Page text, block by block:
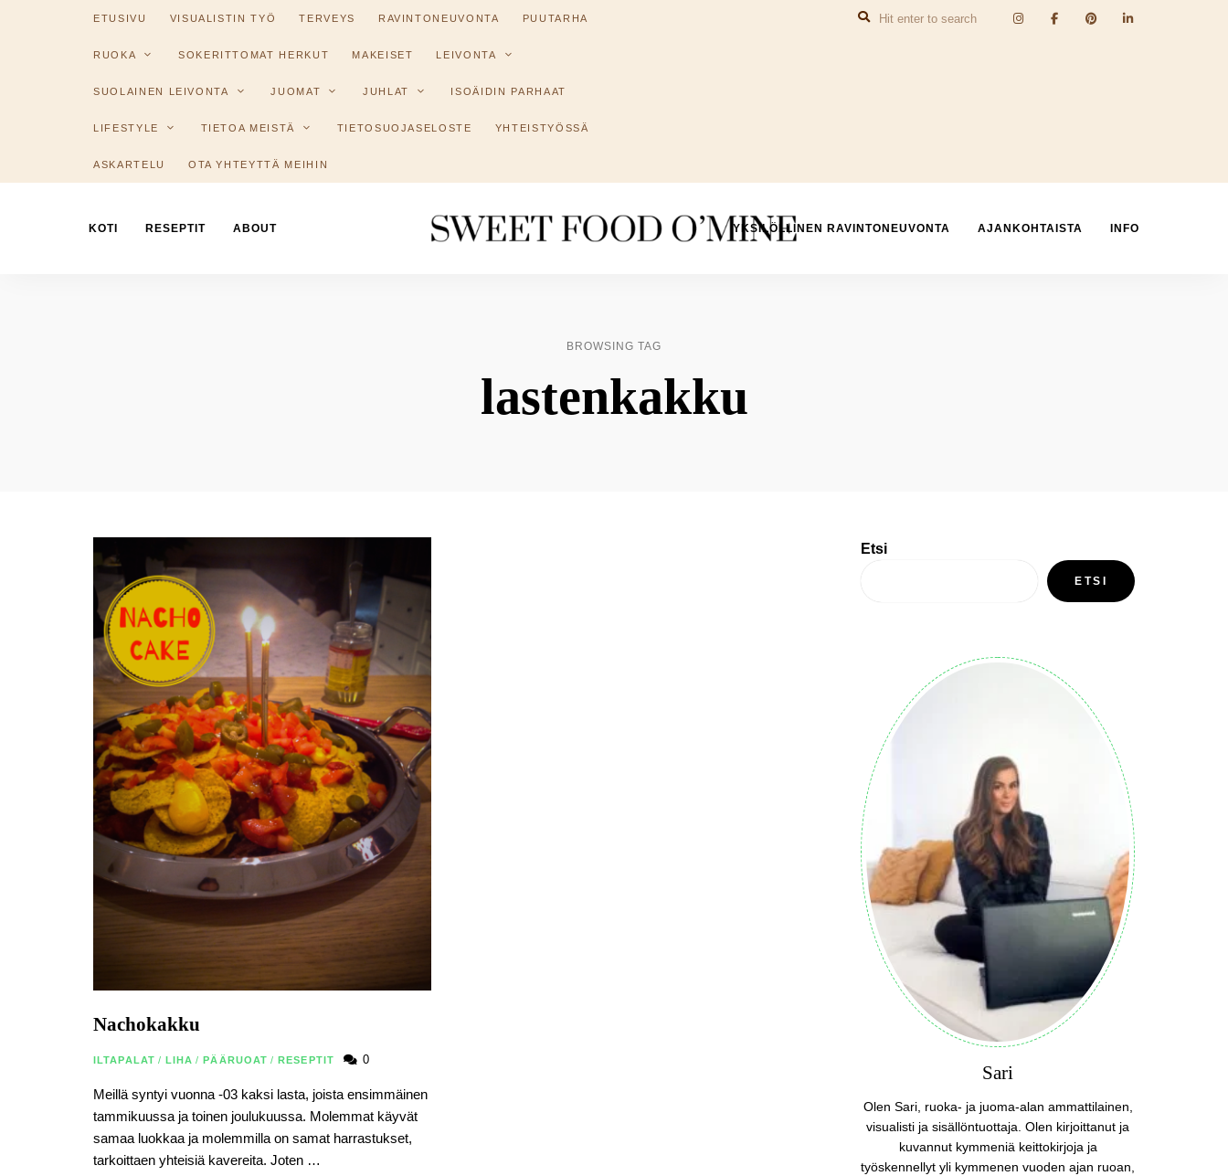
ETUSIVU VISUALISTIN TYÖ TERVEYS RAVINTONEUVONTA PUUTARHA
RUOKA SOKERITTOMAT HERKUT MAKEISET LEIVONTA
SUOLAINEN LEIVONTA JUOMAT JUHLAT ISOÄIDIN PARHAAT
LIFESTYLE TIETOA MEISTÄ TIETOSUOJASELOSTE YHTEISTYÖSSÄ
ASKARTELU OTA YHTEYTTÄ MEIHIN
KOTI RESEPTIT ABOUT YKSILÖLLINEN RAVINTONEUVONTA AJANKOHTAISTA INFO
BROWSING TAG
lastenkakku
Nachokakku
ILTAPALAT / LIHA / PÄÄRUOAT / RESEPTIT 0
Meillä syntyi vuonna -03 kaksi lasta, joista ensimmäinen
tammikuussa ja toinen joulukuussa. Molemmat käyvät
samaa luokkaa ja molemmilla on samat harrastukset,
tarkoittaen yhteisiä kavereita. Joten …
Etsi
ETSI
Sari
Olen Sari, ruoka- ja juoma-alan ammattilainen,
visualisti ja sisällöntuottaja. Olen kirjoittanut ja
kuvannut kymmeniä keittokirjoja ja
työskennellyt yli kymmenen vuoden ajan ruoan,